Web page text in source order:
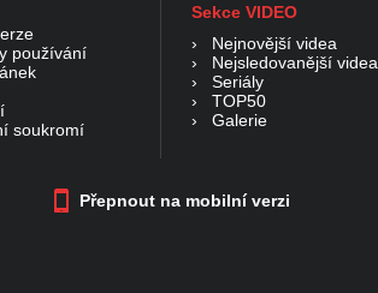
používání
soukromí
Sekce VIDEO
› Nejnovější videa
› Nejsledovanější videa
› Seriály
› TOP50
› Galerie
Přepnout na mobilní verzi